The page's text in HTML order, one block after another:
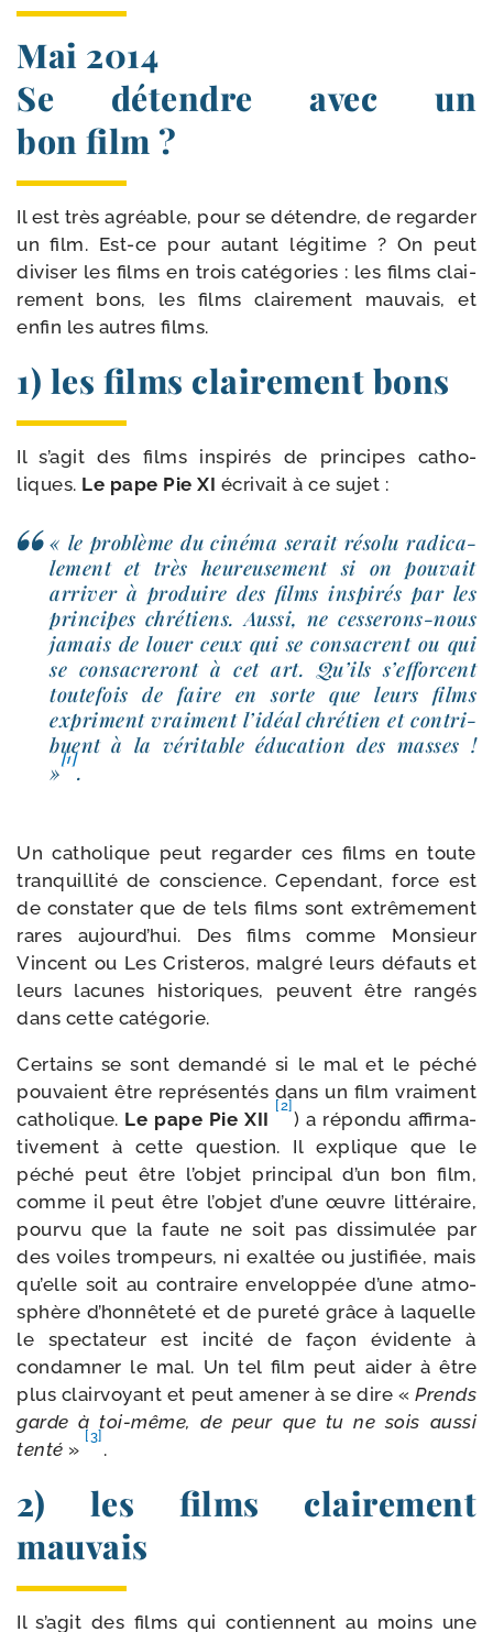
Mai 2014
Se détendre avec un
bon film ?
Il est très agréable, pour se détendre, de regar­der
un film. Est-​ce pour autant légi­time ? On peut
divi­ser les films en trois caté­go­ries : les films clai­
re­ment bons, les films clai­re­ment mau­vais, et
enfin les autres films.
1) les films clairement bons
Il s’a­git des films ins­pi­rés de prin­cipes catho­
liques. Le pape Pie XI écri­vait à ce sujet :
« le pro­blème du ciné­ma serait réso­lu radi­ca­
le­ment et très heu­reu­se­ment si on pou­vait
arri­ver à pro­duire des films ins­pi­rés par les
prin­cipes chré­tiens. Aussi, ne cesserons-​nous
jamais de louer ceux qui se consacrent ou qui
se consa­cre­ront à cet art. Qu’ils s’ef­forcent
tou­te­fois de faire en sorte que leurs films
expriment vrai­ment l’i­déal chré­tien et contri­
buent à la véri­table édu­ca­tion des masses !
»
[1]
.
Un catho­lique peut regar­der ces films en toute
tran­quilli­té de conscience. Cependant, force est
de consta­ter que de tels films sont extrê­me­ment
rares aujourd’­hui. Des films comme Monsieur
Vincent ou Les Cristeros, mal­gré leurs défauts et
leurs lacunes his­to­riques, peuvent être ran­gés
dans cette catégorie.
Certains se sont deman­dé si le mal et le péché
pou­vaient être repré­sen­tés dans un film vrai­ment
catho­lique. Le pape Pie XII
[2]
) a répon­du affir­ma­
ti­ve­ment à cette ques­tion. Il explique que le
péché peut être l’ob­jet prin­ci­pal d’un bon film,
comme il peut être l’ob­jet d’une œuvre lit­té­raire,
pour­vu que la faute ne soit pas dis­si­mu­lée par
des voiles trom­peurs, ni exal­tée ou jus­ti­fiée, mais
qu’elle soit au contraire enve­lop­pée d’une atmo­
sphère d’hon­nê­te­té et de pure­té grâce à laquelle
le spec­ta­teur est inci­té de façon évi­dente à
condam­ner le mal. Un tel film peut aider à être
plus clair­voyant et peut ame­ner à se dire « Prends
garde à toi-​même, de peur que tu ne sois aus­si
ten­té »
[3]
.
2) les films clairement
mauvais
Il s’a­git des films qui contiennent au moins une